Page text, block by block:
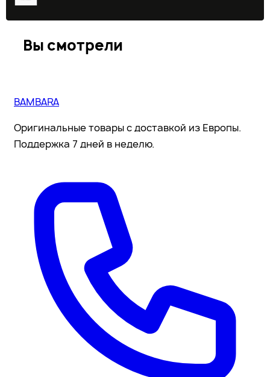
Вы смотрели
BAMBARA
Оригинальные товары с доставкой из Европы.
Поддержка 7 дней в неделю.